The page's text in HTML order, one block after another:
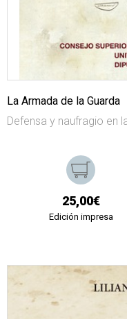
La Armada de la Guarda
Defensa y naufragio en
25,00€
Edición impresa